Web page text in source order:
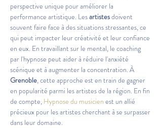
perspective unique pour améliorer la
performance artistique. Les artistes doivent
souvent faire face à des situations stressantes, ce
qui peut impacter leur créativité et leur confiance
en eux. En travaillant sur le mental, le coaching
par l'hypnose peut aider à réduire l'anxiété
scénique et à augmenter la concentration. À
Grenoble, cette approche est en train de gagner
en popularité parmi les artistes de la région. En fin
de compte, Hypnose du musicien est un allié
précieux pour les artistes cherchant à se surpasser
dans leur domaine.